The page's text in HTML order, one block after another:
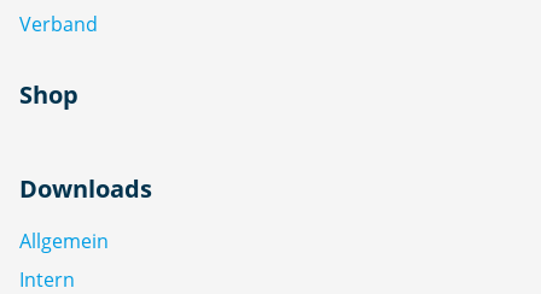
Verband
Shop
Downloads
Allgemein
Intern